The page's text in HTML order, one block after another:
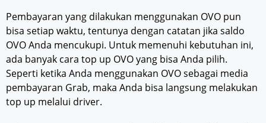
Pembayaran yang dilakukan menggunakan OVO pun
bisa setiap waktu, tentunya dengan catatan jika saldo
OVO Anda mencukupi. Untuk memenuhi kebutuhan ini,
ada banyak cara top up OVO yang bisa Anda pilih.
Seperti ketika Anda menggunakan OVO sebagai media
pembayaran Grab, maka Anda bisa langsung melakukan
top up melalui driver.